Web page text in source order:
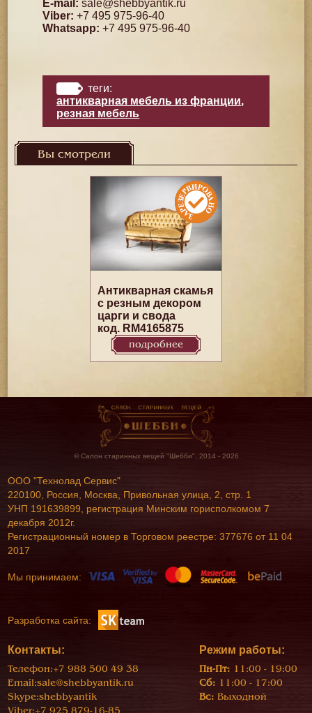
E-mail: sale@shebbyantik.ru
Viber: +7 495 975-96-40
Whatsapp: +7 495 975-96-40
теги:
антикварная мебель из франции,
резная мебель
Вы смотрели
Антикварная скамья
с резным декором
царги и свода
код. RM4165875
подробнее
© Салон старинных вещей "Шебби", 2014 - 2026
ООО "Технолад Сервис"
220100, Россия, Москва, Привольная улица, 2, стр. 1
УНП 191639899, регистрация Минским горисполкомом 7
декабря 2012г.
Регистрационный номер в Торговом реестре: 377676 от 11 04
2017
Мы принимаем:
Разработка сайта:
Контакты:
Телефон:+7 988 500 49 38
Email:sale@shebbyantik.ru
Skype:shebbyantik
Viber:+7 925 879-16-85
Режим работы:
Пн-Пт: 11:00 - 19:00
Сб: 11:00 - 17:00
Вс: Выходной